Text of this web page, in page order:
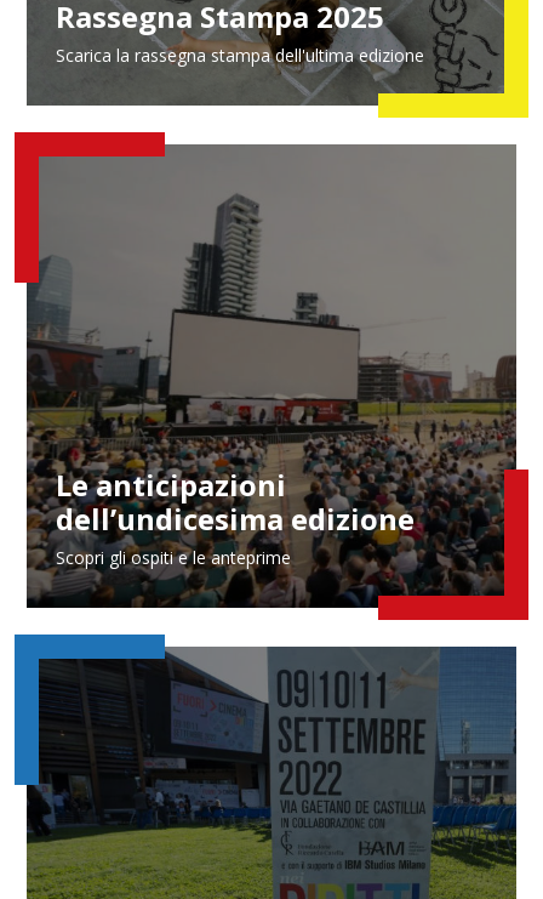
Rassegna Stampa 2025
Scarica la rassegna stampa dell'ultima edizione
Le anticipazioni
dell’undicesima edizione
Scopri gli ospiti e le anteprime